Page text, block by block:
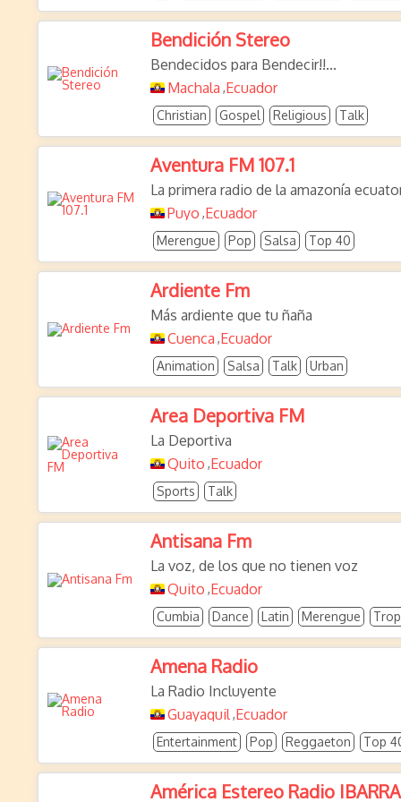
Bendición Stereo
Bendecidos para Bendecir!!...
Machala ,Ecuador
Christian Gospel Religious Talk
Aventura FM 107.1
La primera radio de la amazonía
Puyo ,Ecuador
Merengue Pop Salsa Top 40
Ardiente Fm
Más ardiente que tu ñaña
Cuenca ,Ecuador
Animation Salsa Talk Urban
Area Deportiva FM
La Deportiva
Quito ,Ecuador
Sports Talk
Antisana Fm
La voz, de los que no tienen voz
Quito ,Ecuador
Cumbia Dance Latin Merengue
Amena Radio
La Radio Incluyente
Guayaquil,Ecuador
Entertainment Pop Reggaeton Top
América Estereo Radio IBARRA